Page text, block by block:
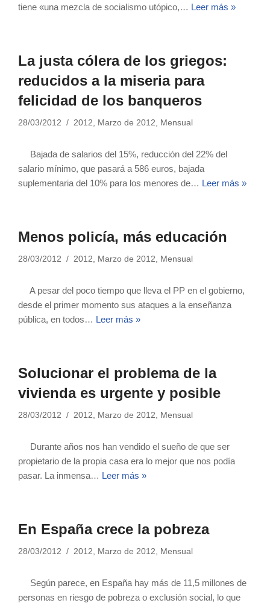
tiene «una mezcla de socialismo utópico,… Leer más »
La justa cólera de los griegos:
reducidos a la miseria para
felicidad de los banqueros
28/03/2012 2012, Marzo de 2012, Mensual
Bajada de salarios del 15%, reducción del 22% del
salario mínimo, que pasará a 586 euros, bajada
suplementaria del 10% para los menores de… Leer más »
Menos policía, más educación
28/03/2012 2012, Marzo de 2012, Mensual
A pesar del poco tiempo que lleva el PP en el gobierno,
desde el primer momento sus ataques a la enseñanza
pública, en todos… Leer más »
Solucionar el problema de la
vivienda es urgente y posible
28/03/2012 2012, Marzo de 2012, Mensual
Durante años nos han vendido el sueño de que ser
propietario de la propia casa era lo mejor que nos podía
pasar. La inmensa… Leer más »
En España crece la pobreza
28/03/2012 2012, Marzo de 2012, Mensual
Según parece, en España hay más de 11,5 millones de
personas en riesgo de pobreza o exclusión social, lo que